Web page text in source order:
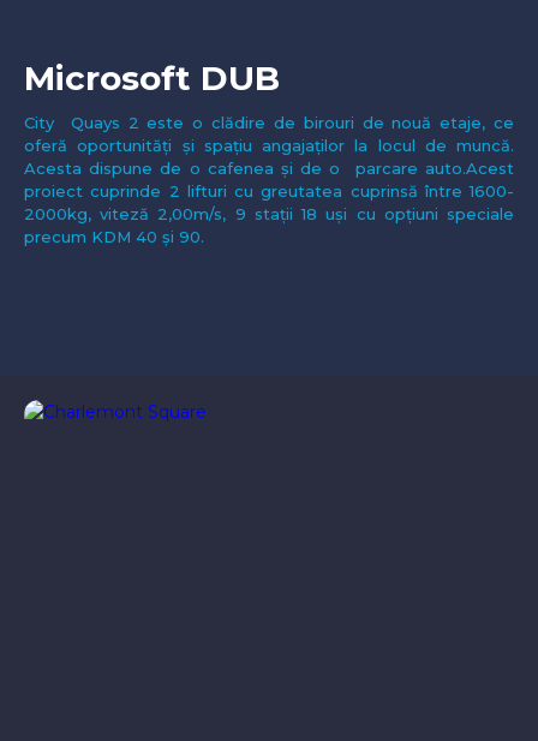
Microsoft DUB
City Quays 2 este o clădire de birouri de nouă etaje, ce
oferă oportunități și spațiu angajaților la locul de muncă.
Acesta dispune de o cafenea și de o parcare auto.Acest
proiect cuprinde 2 lifturi cu greutatea cuprinsă între 1600-
2000kg, viteză 2,00m/s, 9 stații 18 uși cu opțiuni speciale
precum KDM 40 și 90.